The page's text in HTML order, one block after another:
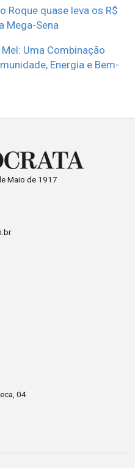
Roque quase leva os R$
Mega-Sena
Uma Combinação
Energia e Bem-
Maio de 1917
04